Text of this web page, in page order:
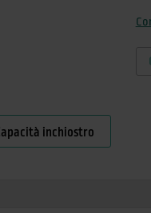
inchiostro